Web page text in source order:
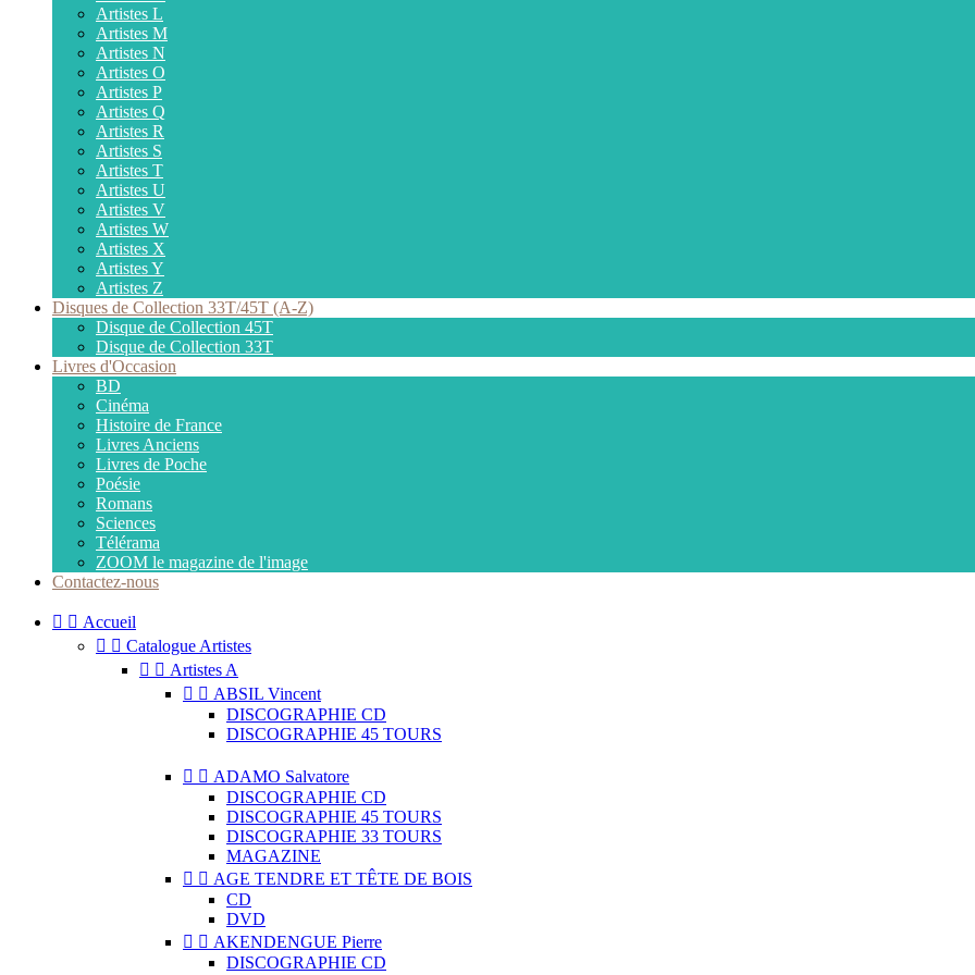
Artistes L
Artistes M
Artistes N
Artistes O
Artistes P
Artistes Q
Artistes R
Artistes S
Artistes T
Artistes U
Artistes V
Artistes W
Artistes X
Artistes Y
Artistes Z
Disques de Collection 33T/45T (A-Z)
Disque de Collection 45T
Disque de Collection 33T
Livres d'Occasion
BD
Cinéma
Histoire de France
Livres Anciens
Livres de Poche
Poésie
Romans
Sciences
Télérama
ZOOM le magazine de l'image
Contactez-nous
  Accueil
  Catalogue Artistes
  Artistes A
  ABSIL Vincent
DISCOGRAPHIE CD
DISCOGRAPHIE 45 TOURS
  ADAMO Salvatore
DISCOGRAPHIE CD
DISCOGRAPHIE 45 TOURS
DISCOGRAPHIE 33 TOURS
MAGAZINE
  AGE TENDRE ET TÊTE DE BOIS
CD
DVD
  AKENDENGUE Pierre
DISCOGRAPHIE CD